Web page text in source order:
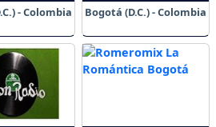
- Colombia Bogotá (D.C.) - Colombia